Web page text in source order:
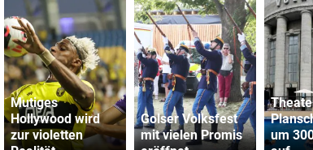
Mutiges
Hollywood wird
zur violetten
Golser Volksfest
mit vielen Promis
um